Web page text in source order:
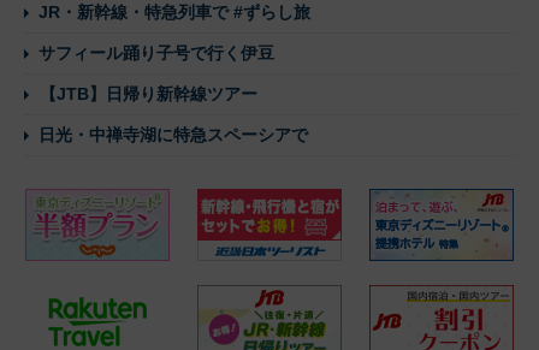
JR・新幹線・特急列車で #ずらし旅
サフィール踊り子号で行く伊豆
【JTB】日帰り新幹線ツアー
日光・中禅寺湖に特急スペーシアで